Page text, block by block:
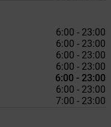
6:00 - 23:00
6:00 - 23:00
6:00 - 23:00
6:00 - 23:00
6:00 - 23:00
6:00 - 23:00
7:00 - 23:00